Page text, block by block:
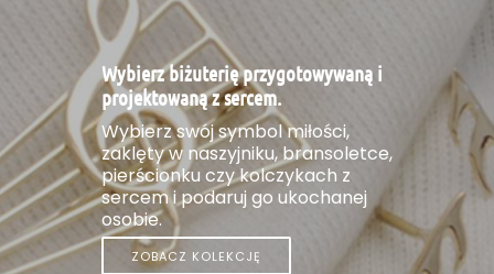
Wybierz biżuterię przygotowywaną i
projektowaną z sercem.
Wybierz swój symbol miłości,
zaklęty w naszyjniku, bransoletce,
pierścionku czy kolczykach z
sercem i podaruj go ukochanej
osobie.
ZOBACZ KOLEKCJĘ